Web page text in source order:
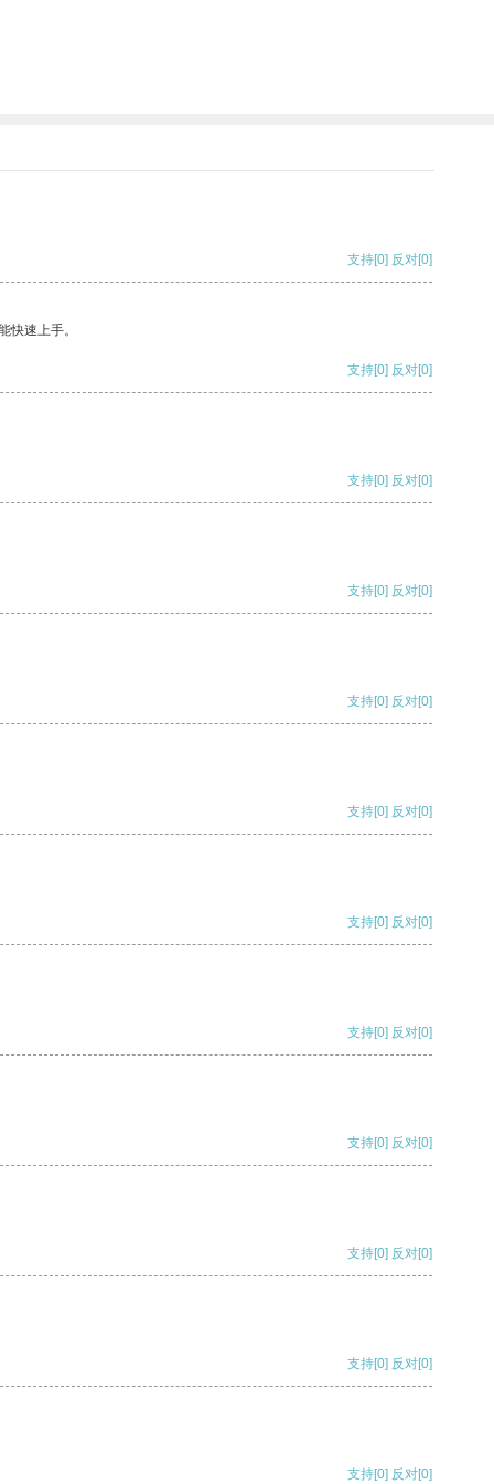
支持[0] 反对[0]
快速上手。
支持[0] 反对[0]
支持[0] 反对[0]
支持[0] 反对[0]
支持[0] 反对[0]
支持[0] 反对[0]
支持[0] 反对[0]
支持[0] 反对[0]
支持[0] 反对[0]
支持[0] 反对[0]
支持[0] 反对[0]
支持[0] 反对[0]